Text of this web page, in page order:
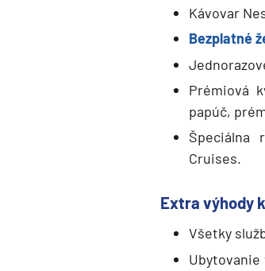
Kávovar
Bezplatné
Prémiová
papúč,
Špeciálna
Cruises.
Extra výhody
Všetky
Ubytovanie